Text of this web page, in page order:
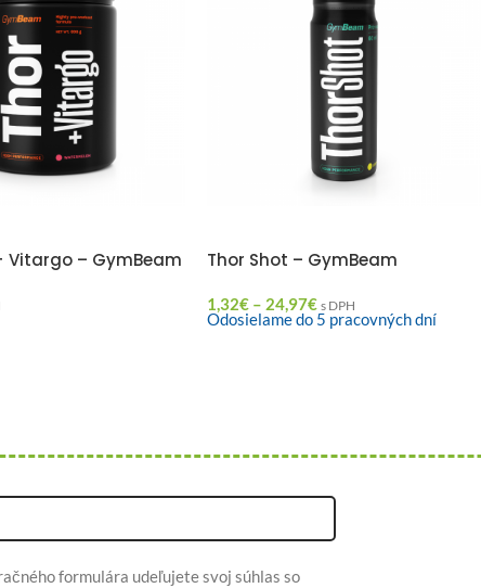
Vitargo – GymBeam Thor Shot – GymBeam
1,32€ – 24,97€ s DPH
Odosielame do 5 pracovných dní
formulára udeľujete svoj súhlas so